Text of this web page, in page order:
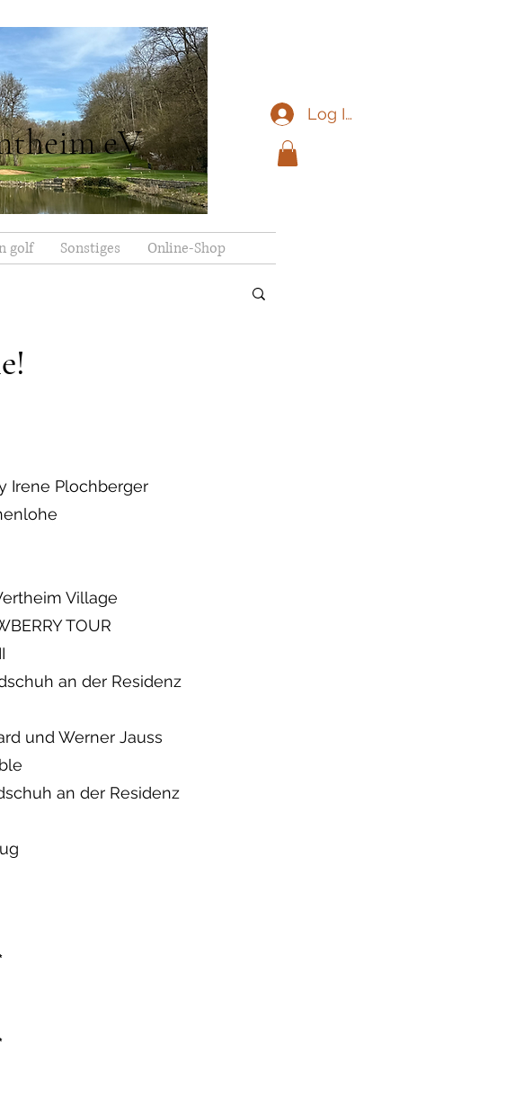
eV
Log In
golf Sonstiges Online-Shop
Irene Plochberger
Village
TOUR
an der Residenz
und Werner Jauss
an der Residenz